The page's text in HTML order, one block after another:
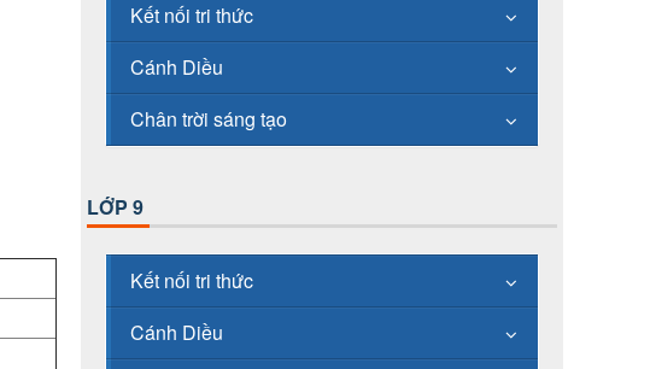
Kết nối tri thức
Cánh Diều
Chân trời sáng tạo
LỚP 9
Kết nối tri thức
Cánh Diều